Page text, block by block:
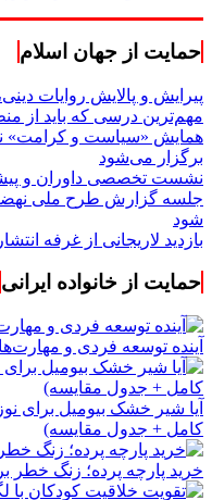
حمایت از جهان اسلام
پیرایش و پالایش روایات
مهم‌ترین درسی که باید از
همایش «سیاست و کرامت»
برگزار می‌شود
نشست تخصصی داوران و
جلسه گزارش طرح ملی نهضت
شود
بازدید لاریجانی از غرفه
حمایت از خانواده ایرانی
آینده توسعه فردی و
آیا شیر خشک بیومیل برای
کامل + جدول مقایسه)
خرید پارچه پرده؛ زنگ خطر